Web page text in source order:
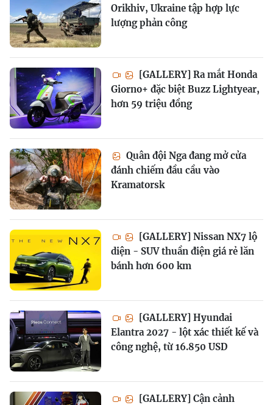
Orikhiv, Ukraine tập hợp lực
lượng phản công
[GALLERY] Ra mắt Honda
Giorno+ đặc biệt Buzz Lightyear,
hơn 59 triệu đồng
Quân đội Nga đang mở cửa
đánh chiếm đầu cầu vào
Kramatorsk
[GALLERY] Nissan NX7 lộ
diện - SUV thuần điện giá rẻ lăn
bánh hơn 600 km
[GALLERY] Hyundai
Elantra 2027 - lột xác thiết kế và
công nghệ, từ 16.850 USD
[GALLERY] Cận cảnh